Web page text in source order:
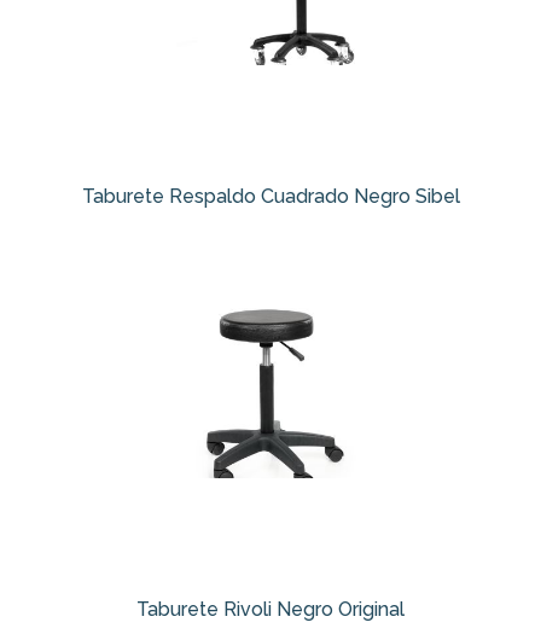
Taburete Respaldo Cuadrado Negro Sibel
Taburete Rivoli Negro Original